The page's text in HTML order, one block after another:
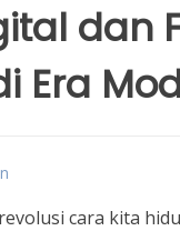
dan
Era
cara kita